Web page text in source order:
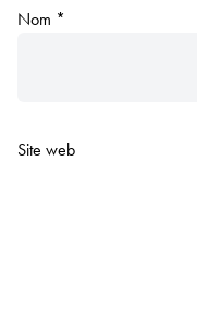
Nom *
Site web